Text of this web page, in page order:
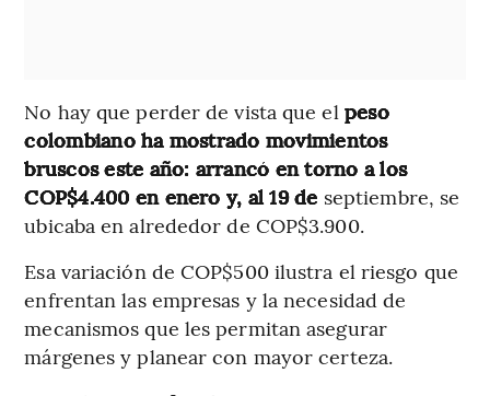
No hay que perder de vista que el peso
colombiano ha mostrado movimientos
bruscos este año: arrancó en torno a los
COP$4.400 en enero y, al 19 de septiembre, se
ubicaba en alrededor de COP$3.900.
Esa variación de COP$500 ilustra el riesgo que
enfrentan las empresas y la necesidad de
mecanismos que les permitan asegurar
márgenes y planear con mayor certeza.